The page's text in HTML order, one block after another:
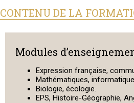
CONTENU DE LA
Modules
Expression française,
Mathématiques,
Biologie, écologie.
EPS, Histoire-Géographie,